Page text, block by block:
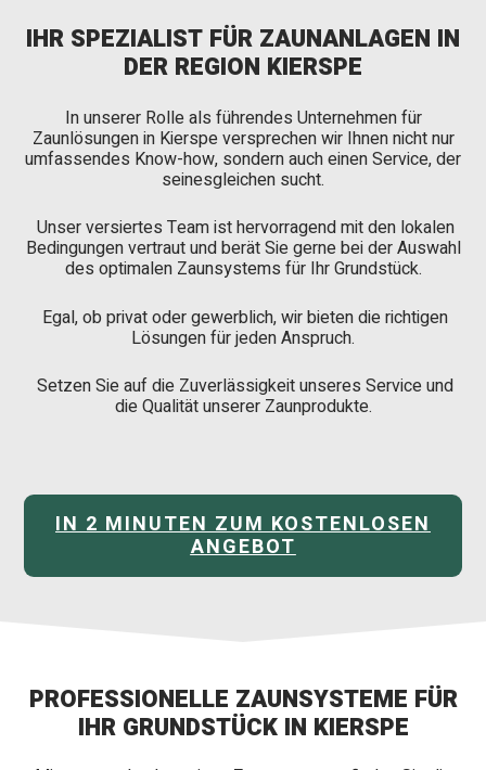
IHR SPEZIALIST FÜR ZAUNANLAGEN IN
DER REGION KIERSPE
In unserer Rolle als führendes Unternehmen für
Zaunlösungen in Kierspe versprechen wir Ihnen nicht nur
umfassendes Know-how, sondern auch einen Service, der
seinesgleichen sucht.
Unser versiertes Team ist hervorragend mit den lokalen
Bedingungen vertraut und berät Sie gerne bei der Auswahl
des optimalen Zaunsystems für Ihr Grundstück.
Egal, ob privat oder gewerblich, wir bieten die richtigen
Lösungen für jeden Anspruch.
Setzen Sie auf die Zuverlässigkeit unseres Service und
die Qualität unserer Zaunprodukte.
IN 2 MINUTEN ZUM KOSTENLOSEN
ANGEBOT
PROFESSIONELLE ZAUNSYSTEME FÜR
IHR GRUNDSTÜCK IN KIERSPE